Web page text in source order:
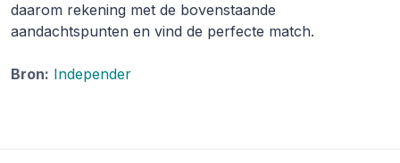
daarom rekening met de bovenstaande
aandachtspunten en vind de perfecte match.
Bron: Independer